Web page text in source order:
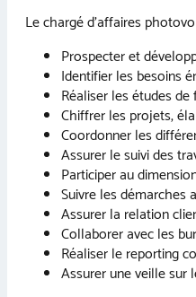
Le chargé d’affaires
Prospecter et
Identifier les besoins
Réaliser les études
Chiffrer les projets,
Coordonner les
Assurer le suivi des
Participer au
Suivre les démarches
Assurer la relation
Collaborer avec les
Réaliser le reporting
Assurer une veille